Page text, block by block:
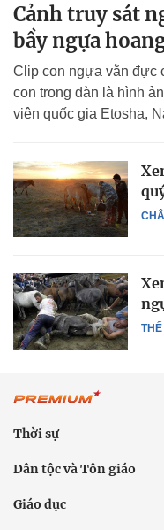
Cảnh truy sát
bầy ngựa
Clip con ngựa vằn đực
con trong đàn là hình
viên quốc gia Etosha,
THẾ
Thời sự
Dân tộc và Tôn giáo
Giáo dục